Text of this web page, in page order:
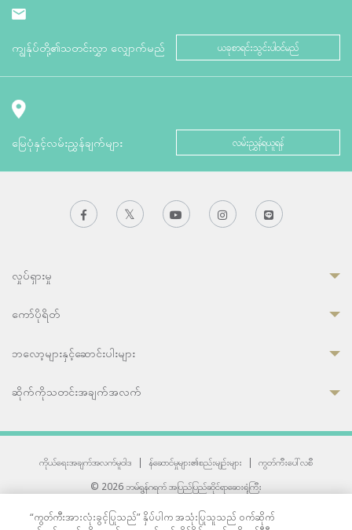
ကျွန်ုပ်တို့၏သတင်းလွှာ လျှောက်မည် ယခုစာရင်းသွင်းပါဝင်မည်
မြေပုံနှင့်လမ်းညွှန်ချက်များ လမ်းညွှန်ရယူရန်
လှုပ်ရှားမှု
ကော်ပိုရိတ်
ဘလော့များနှင့်ဆောင်းပါးများ
ဆိုက်ကိုသတင်းအချက်အလက်
ကိုယ်ရေးအချက်အလက်မူဝါဒ | န်ဆောင်မှုများ၏စည်းမျဉ်းများ |
ကွတ်ကီးပေါ်လစီ
© 2026 ဘမ်ရွန်ဂရက် အပြည်ပြည်ဆိုင်ရာဆေးရုံကြီး
“ကွတ်ကီးအားလုံးခွင့်ပြုသည်” နှိပ်ပါက အသုံးပြုသူသည် ဝက်ဆိုက်